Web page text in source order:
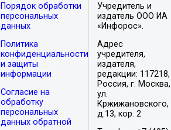
Порядок обработки
персональных
данных
Политика
конфиденциальности
и защиты
информации
Согласие на
обработку
персональных
данных обратной
Учредитель и
издатель ООО ИА
«Инфорос».
Адрес
учредителя,
издателя,
редакции: 117218,
Россия, г. Москва,
ул.
Кржижановского,
д.13, кор. 2